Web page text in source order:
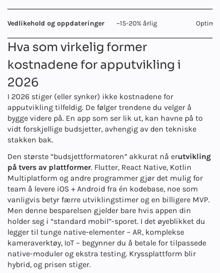
Vedlikehold og oppdateringer ~15-20% årlig
Hva som virkelig former
kostnadene for apputvikling i
2026
I 2026 stiger (eller synker) ikke kostnadene for
apputvikling tilfeldig. De følger trendene du velger å
bygge videre på. En app som ser lik ut, kan havne på to
vidt forskjellige budsjetter, avhengig av den tekniske
stakken bak.
Den største “budsjettformatoren” akkurat nå erutvikling
på tvers av plattformer. Flutter, React Native, Kotlin
Multiplatform og andre programmer gjør det mulig for
team å levere iOS + Android fra én kodebase, noe som
vanligvis betyr færre utviklingstimer og en billigere MVP.
Men denne besparelsen gjelder bare hvis appen din
holder seg i “standard mobil”-sporet. I det øyeblikket du
legger til tunge native-elementer – AR, komplekse
kameraverktøy, IoT – begynner du å betale for tilpassede
native-moduler og ekstra testing. Kryssplattform blir
hybrid, og prisen stiger.